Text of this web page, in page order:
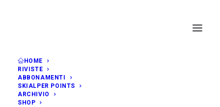
HOME
RIVISTE
ABBONAMENTI
SKIALPER POINTS
ARCHIVIO
SHOP